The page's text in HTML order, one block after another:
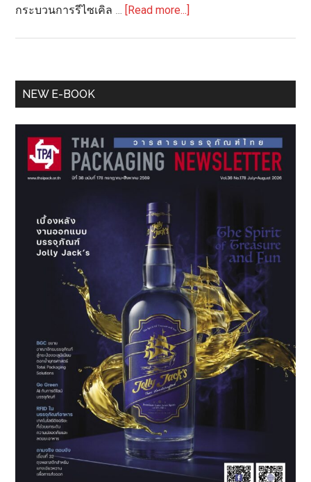
กระบวนการรีไซเคิล …
[Read more...]
กำลัง
แคมเปญ
‘ทา
โร
เปลี่ยน
ซอง
พลาสติก
เป็น
พลังงาน
สะอาด
Primary
NEW E-BOOK